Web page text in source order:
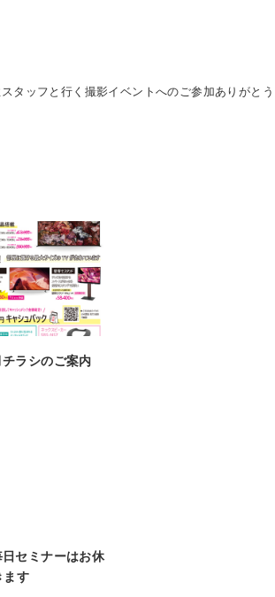
タッフと行く撮影イベントへのご参加ありがと
ラシのご案内
セミナーはお休
ます